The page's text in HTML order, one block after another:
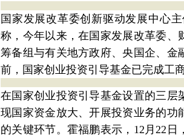
国家发展改革委创新驱动发展中心
称，今年以来，在国家发展改革委、
筹备组与有关地方政府、央国企、金
前，国家创业投资引导基金已完成工
在国家创业投资引导基金设置的三层
现国家资金放大、开展投资业务的
的关键环节。霍福鹏表示，12月22日